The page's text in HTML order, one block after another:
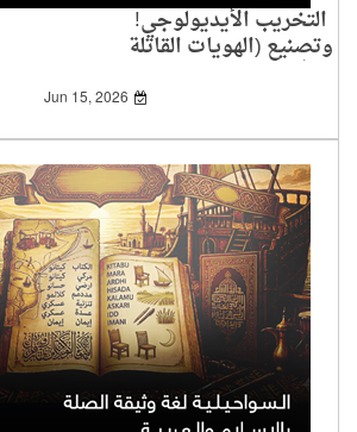
التخريب الأيديولوجي!
وتصنيع (الهويات القاتلة
في البلدان العربية)
Jun 15, 2026